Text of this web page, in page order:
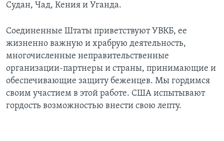
Судан, Чад, Кения и Уганда.
Соединенные Штаты приветствуют УВКБ, ее
жизненно важную и храбрую деятельность,
многочисленные неправительственные
организации-партнеры и страны, принимающие и
обеспечивающие защиту беженцев. Мы гордимся
своим участием в этой работе. США испытывают
гордость возможностью внести свою лепту.